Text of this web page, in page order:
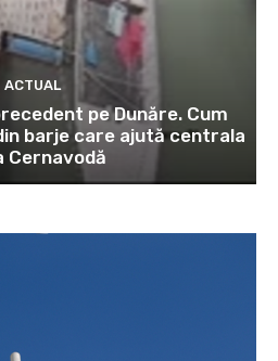
ACTUAL
pe Dunăre. Cum
barje care ajută centrala
Cernavodă